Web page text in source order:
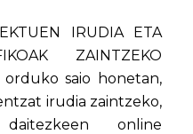
IRUDIA ETA
ZAINTZEKO
orduko saio honetan,
irudia zaintzeko,
online